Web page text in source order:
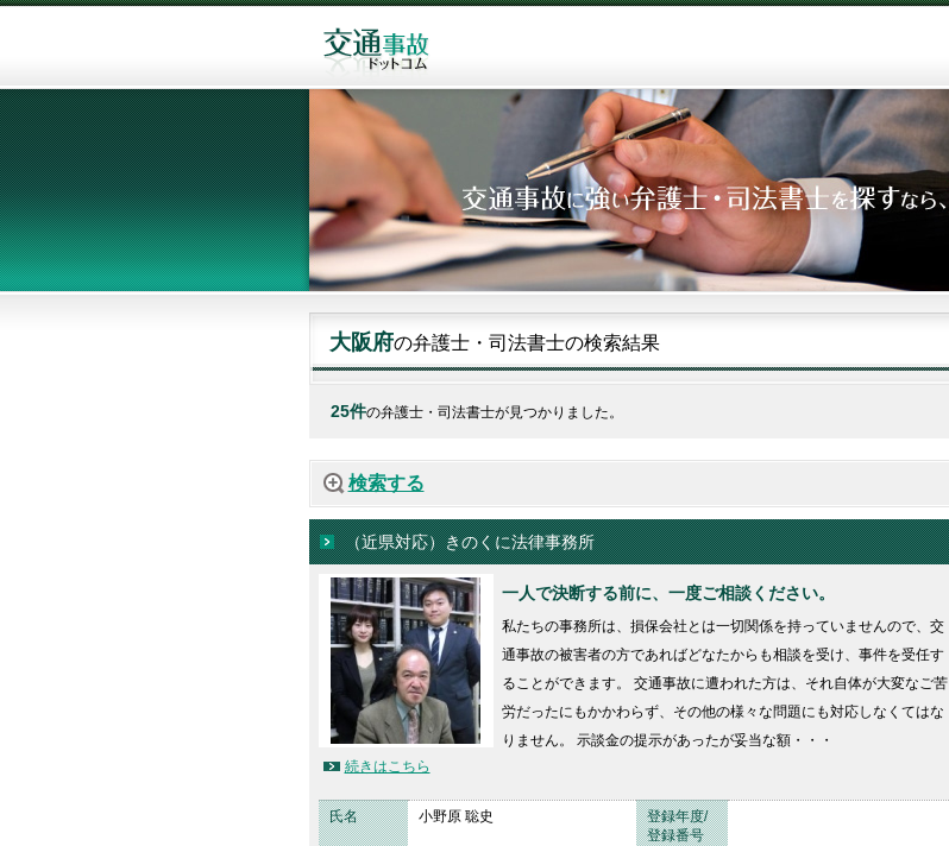
大阪府の弁護士・司法書士の検索結果
25件の弁護士・司法書士が見つかりました。
検索する
（近県対応）きのくに法律事務所
一人で決断する前に、一度ご相談ください。
私たちの事務所は、損保会社とは一切関係を持っていませんので、交
通事故の被害者の方であればどなたからも相談を受け、事件を受任す
ることができます。 交通事故に遭われた方は、それ自体が大変なご苦
労だったにもかかわらず、その他の様々な問題にも対応しなくてはな
りません。 示談金の提示があったが妥当な額・・・
続きはこちら
氏名 小野原 聡史
登録年度/
登録番号